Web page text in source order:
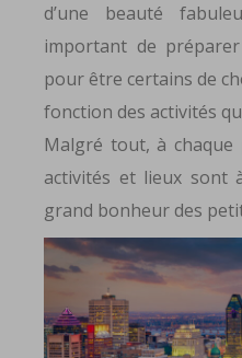
d’une beauté
important de
pour être certains de
fonction des activités
Malgré tout, à chaque
activités et lieux sont
grand bonheur des